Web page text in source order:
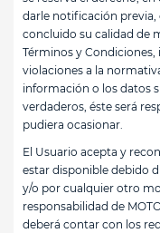
darle notificación
concluido su calidad de
Términos y
violaciones a la
información o los datos
verdaderos, éste será
pudiera ocasionar.
El Usuario acepta y
estar disponible debido
y/o por cualquier otro
responsabilidad de
deberá contar con los